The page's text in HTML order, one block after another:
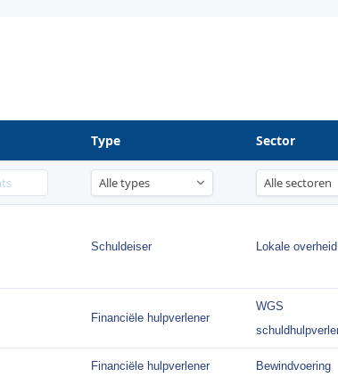
Type Sector
Schuldeiser Lokale overheid
Financiële hulpverlener
WGS
Financiële hulpverlener Bewindvoering